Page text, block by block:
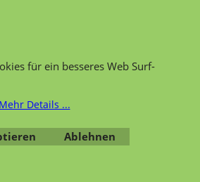
Datenschutz
mit ShopFactory Shop Software.
für ein besseres Web Surf-
Mehr Details ...
Ablehnen